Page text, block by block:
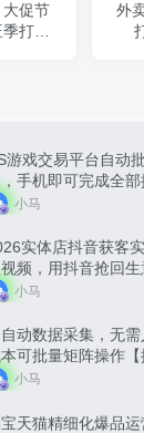
大促节
季打
外
游戏交易平台自动
手机即可完成全部
业【揭秘】
小马
实体店抖音获客
频，用抖音抢回生
小马
动数据采集，无
可批量矩阵操作【
小马
天猫精细化爆品运